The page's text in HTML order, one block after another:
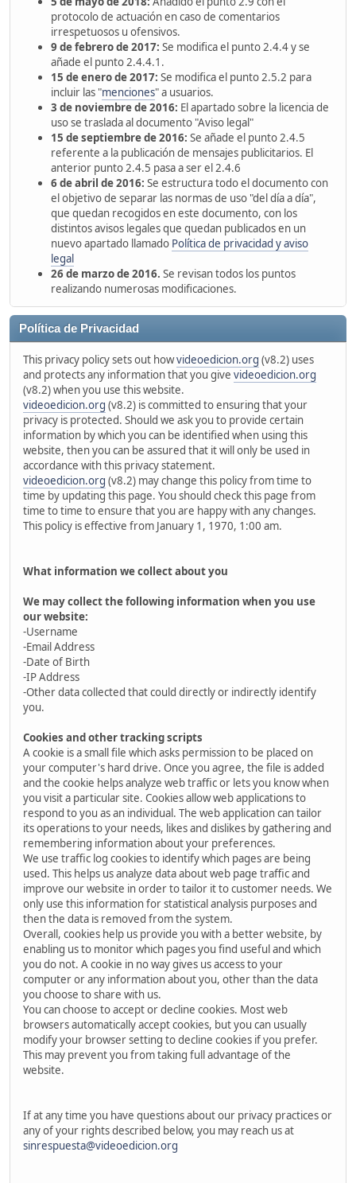
protocolo de actuación en caso de comentarios
irrespetuosos u ofensivos.
9 de febrero de 2017: Se modifica el punto 2.4.4 y se
añade el punto 2.4.4.1.
15 de enero de 2017: Se modifica el punto 2.5.2 para
incluir las "menciones" a usuarios.
3 de noviembre de 2016: El apartado sobre la licencia de
uso se traslada al documento "Aviso legal"
15 de septiembre de 2016: Se añade el punto 2.4.5
referente a la publicación de mensajes publicitarios. El
anterior punto 2.4.5 pasa a ser el 2.4.6
6 de abril de 2016: Se estructura todo el documento con
el objetivo de separar las normas de uso "del día a día",
que quedan recogidos en este documento, con los
distintos avisos legales que quedan publicados en un
nuevo apartado llamado Política de privacidad y aviso
legal
26 de marzo de 2016. Se revisan todos los puntos
realizando numerosas modificaciones.
Política de Privacidad
This privacy policy sets out howvideoedicion.org (v8.2) uses
and protects any information that you give videoedicion.org
(v8.2) when you use this website.
videoedicion.org (v8.2) is committed to ensuring that your
privacy is protected. Should we ask you to provide certain
information by which you can be identified when using this
website, then you can be assured that it will only be used in
accordance with this privacy statement.
videoedicion.org (v8.2) may change this policy from time to
time by updating this page. You should check this page from
time to time to ensure that you are happy with any changes.
This policy is effective from January 1, 1970, 1:00 am.
What information we collect about you
We may collect the following information when you use
our website:
-Username
-Email Address
-Date of Birth
-IP Address
-Other data collected that could directly or indirectly identify
you.
Cookies and other tracking scripts
A cookie is a small file which asks permission to be placed on
your computer's hard drive. Once you agree, the file is added
and the cookie helps analyze web traffic or lets you know when
you visit a particular site. Cookies allow web applications to
respond to you as an individual. The web application can tailor
its operations to your needs, likes and dislikes by gathering and
remembering information about your preferences.
We use traffic log cookies to identify which pages are being
used. This helps us analyze data about web page traffic and
improve our website in order to tailor it to customer needs. We
only use this information for statistical analysis purposes and
then the data is removed from the system.
Overall, cookies help us provide you with a better website, by
enabling us to monitor which pages you find useful and which
you do not. A cookie in no way gives us access to your
computer or any information about you, other than the data
you choose to share with us.
You can choose to accept or decline cookies. Most web
browsers automatically accept cookies, but you can usually
modify your browser setting to decline cookies if you prefer.
This may prevent you from taking full advantage of the
website.
If at any time you have questions about our privacy practices or
any of your rights described below, you may reach us at
sinrespuesta@videoedicion.org